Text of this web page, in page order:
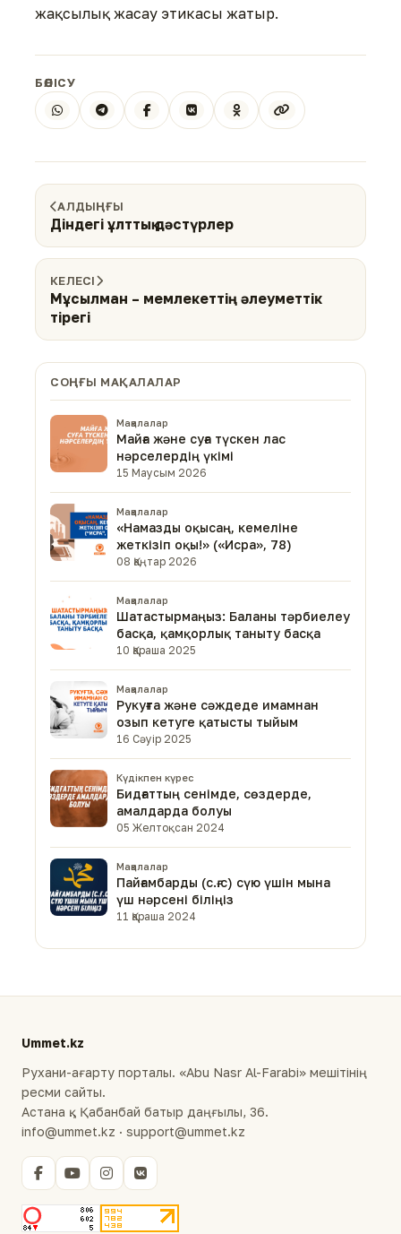
жақсылық жасау этикасы жатыр.
БӨЛІСУ
АЛДЫҢҒЫ
Діндегі ұлттық дәстүрлер
КЕЛЕСІ
Мұсылман – мемлекеттің әлеуметтік
тірегі
СОҢҒЫ МАҚАЛАЛАР
Мақалалар
Майға және суға түскен лас
нәрселердің үкімі
15 Маусым 2026
Мақалалар
«Намазды оқысаң, кемеліне
жеткізіп оқы!» («Исра», 78)
08 Қаңтар 2026
Мақалалар
Шатастырмаңыз: Баланы тәрбиелеу
басқа, қамқорлық таныту басқа
10 Қараша 2025
Мақалалар
Рукуғта және сәждеде имамнан
озып кетуге қатысты тыйым
16 Сәуір 2025
Күдікпен күрес
Бидғаттың сенімде, сөздерде,
амалдарда болуы
05 Желтоқсан 2024
Мақалалар
Пайғамбарды (с.ғ.с) сүю үшін мына
үш нәрсені біліңіз
11 Қараша 2024
Ummet.kz
Рухани-ағарту порталы. «Abu Nasr Al-Farabi» мешітінің
ресми сайты.
Астана қ., Қабанбай батыр даңғылы, 36.
info@ummet.kz · support@ummet.kz